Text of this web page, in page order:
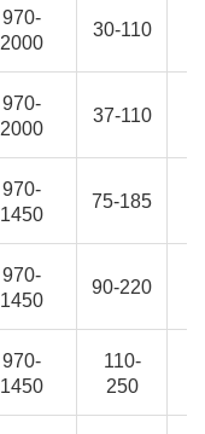
970-
2000
30-110
970-
2000
37-110
970-
1450
75-185
970-
1450
90-220
970-
1450
110-
250